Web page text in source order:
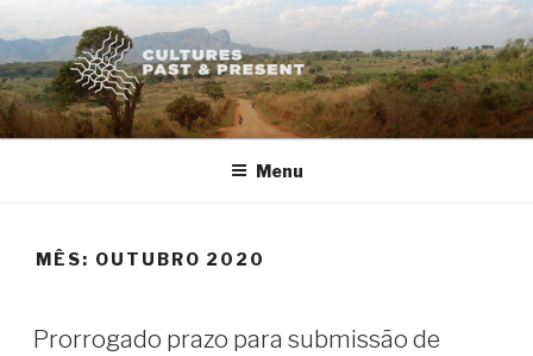
para
o
conteúdo
Menu
MÊS: OUTUBRO 2020
PUBLICADO
EM
Prorrogado prazo para submissão de